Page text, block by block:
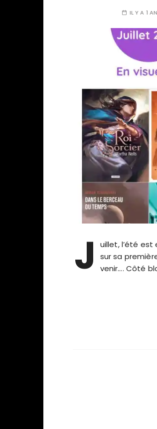
IL Y A 1 AN
J
uillet, l’été est
sur sa
venir…. Côté